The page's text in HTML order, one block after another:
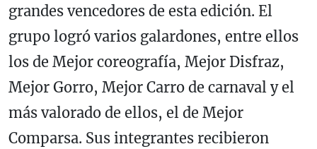
grandes vencedores de esta edición. El
grupo logró varios galardones, entre ellos
los de Mejor coreografía, Mejor Disfraz,
Mejor Gorro, Mejor Carro de carnaval y el
más valorado de ellos, el de Mejor
Comparsa. Sus integrantes recibieron